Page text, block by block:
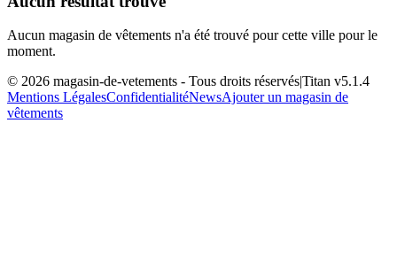
Aucun magasin de vêtements n'a été trouvé pour cette ville pour le
moment.
© 2026 magasin-de-vetements - Tous droits réservés|Titan v5.1.4
Mentions LégalesConfidentialitéNewsAjouter un magasin de
vêtements